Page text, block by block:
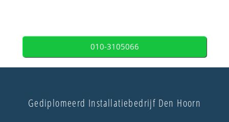
010-3105066
Gediplomeerd Installatiebedrijf Den Hoorn